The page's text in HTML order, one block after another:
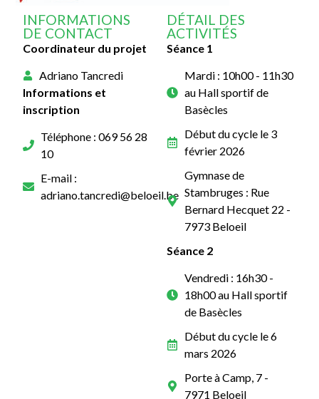
INFORMATIONS
DE CONTACT
Coordinateur du projet
Adriano Tancredi
Informations et
inscription
Téléphone : 069 56 28
10
E-mail :
adriano.tancredi@beloeil.be
DÉTAIL DES
ACTIVITÉS
Séance 1
Mardi : 10h00 - 11h30
au Hall sportif de
Basècles
Début du cycle le 3
février 2026
Gymnase de
Stambruges : Rue
Bernard Hecquet 22 -
7973 Beloeil
Séance 2
Vendredi : 16h30 -
18h00 au Hall sportif
de Basècles
Début du cycle le 6
mars 2026
Porte à Camp, 7 -
7971 Beloeil